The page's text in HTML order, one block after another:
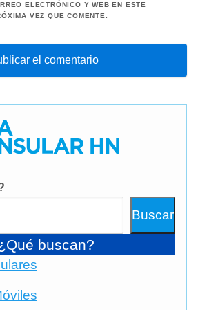
ELECTRÓNICO Y WEB EN ESTE
VEZ QUE COMENTE.
Buscar
buscan?